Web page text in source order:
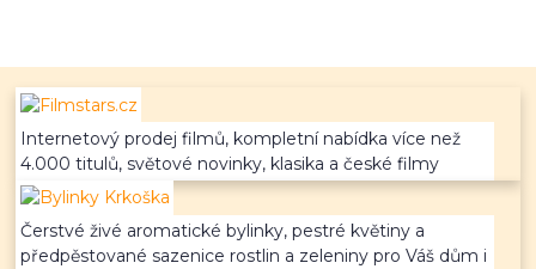
Internetový prodej filmů, kompletní nabídka více než
4.000 titulů, světové novinky, klasika a české filmy
Čerstvé živé aromatické bylinky, pestré květiny a
předpěstované sazenice rostlin a zeleniny pro Váš dům i